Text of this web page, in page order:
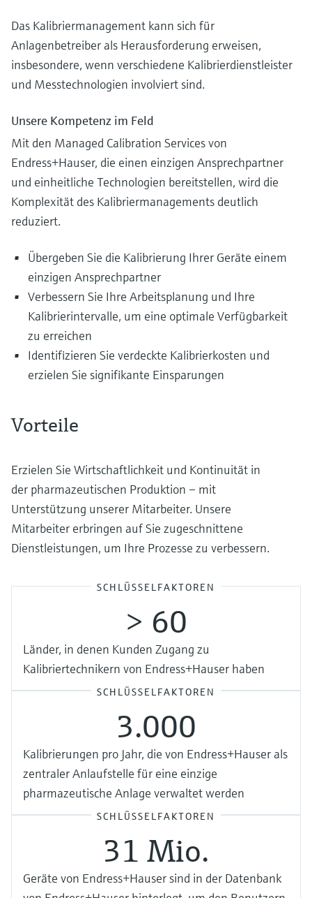
Das Kalibriermanagement kann sich für
Anlagenbetreiber als Herausforderung erweisen,
insbesondere, wenn verschiedene Kalibrierdienstleister
und Messtechnologien involviert sind.
Unsere Kompetenz im Feld
Mit den Managed Calibration Services von
Endress+Hauser, die einen einzigen Ansprechpartner
und einheitliche Technologien bereitstellen, wird die
Komplexität des Kalibriermanagements deutlich
reduziert.
Übergeben Sie die Kalibrierung Ihrer Geräte einem
einzigen Ansprechpartner
Verbessern Sie Ihre Arbeitsplanung und Ihre
Kalibrierintervalle, um eine optimale Verfügbarkeit
zu erreichen
Identifizieren Sie verdeckte Kalibrierkosten und
erzielen Sie signifikante Einsparungen
Vorteile
Erzielen Sie Wirtschaftlichkeit und Kontinuität in
der pharmazeutischen Produktion – mit
Unterstützung unserer Mitarbeiter. Unsere
Mitarbeiter erbringen auf Sie zugeschnittene
Dienstleistungen, um Ihre Prozesse zu verbessern.
SCHLÜSSELFAKTOREN
> 60
Länder, in denen Kunden Zugang zu
Kalibriertechnikern von Endress+Hauser haben
SCHLÜSSELFAKTOREN
3.000
Kalibrierungen pro Jahr, die von Endress+Hauser als
zentraler Anlaufstelle für eine einzige
pharmazeutische Anlage verwaltet werden
SCHLÜSSELFAKTOREN
31 Mio.
Geräte von Endress+Hauser sind in der Datenbank